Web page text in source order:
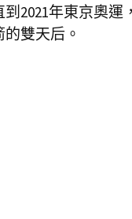
2021年東京奧
雙天后。